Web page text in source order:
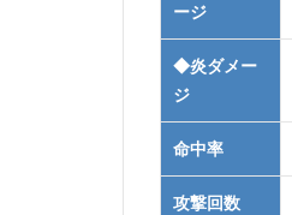
ージ
◆炎ダメー
ジ
命中率
攻撃回数